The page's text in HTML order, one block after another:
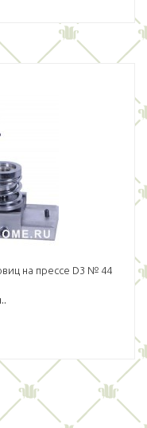
на прессе D3 № 44